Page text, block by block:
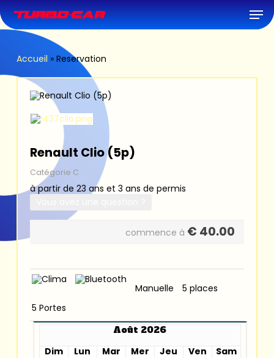
to
main
content
Accueil » Reservation
Renault Clio (5p)
Catégorie C
à partir de 23 ans et 3 ans de permis
commence à € 40.00
Manuelle
5 places
5 Portes
Août 2026
Dim
Lun Mar Mer Jeu Ven
Sam